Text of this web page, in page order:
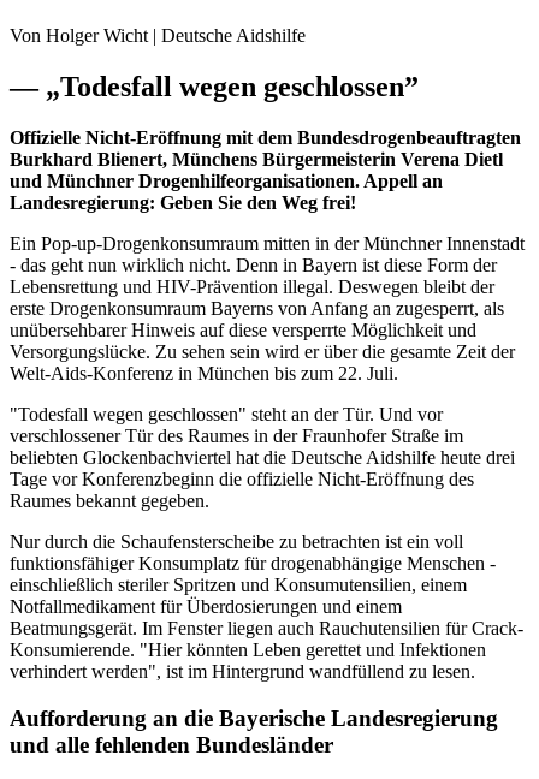
Von Holger Wicht | Deutsche Aidshilfe
— „Todesfall wegen geschlossen”
Offizielle Nicht-Eröffnung mit dem Bundesdrogenbeauftragten
Burkhard Blienert, Münchens Bürgermeisterin Verena Dietl
und Münchner Drogenhilfeorganisationen. Appell an
Landesregierung: Geben Sie den Weg frei!
Ein Pop-up-Drogenkonsumraum mitten in der Münchner Innenstadt
- das geht nun wirklich nicht. Denn in Bayern ist diese Form der
Lebensrettung und HIV-Prävention illegal. Deswegen bleibt der
erste Drogenkonsumraum Bayerns von Anfang an zugesperrt, als
unübersehbarer Hinweis auf diese versperrte Möglichkeit und
Versorgungslücke. Zu sehen sein wird er über die gesamte Zeit der
Welt-Aids-Konferenz in München bis zum 22. Juli.
"Todesfall wegen geschlossen" steht an der Tür. Und vor
verschlossener Tür des Raumes in der Fraunhofer Straße im
beliebten Glockenbachviertel hat die Deutsche Aidshilfe heute drei
Tage vor Konferenzbeginn die offizielle Nicht-Eröffnung des
Raumes bekannt gegeben.
Nur durch die Schaufensterscheibe zu betrachten ist ein voll
funktionsfähiger Konsumplatz für drogenabhängige Menschen -
einschließlich steriler Spritzen und Konsumutensilien, einem
Notfallmedikament für Überdosierungen und einem
Beatmungsgerät. Im Fenster liegen auch Rauchutensilien für Crack-
Konsumierende. "Hier könnten Leben gerettet und Infektionen
verhindert werden", ist im Hintergrund wandfüllend zu lesen.
Aufforderung an die Bayerische Landesregierung
und alle fehlenden Bundesländer